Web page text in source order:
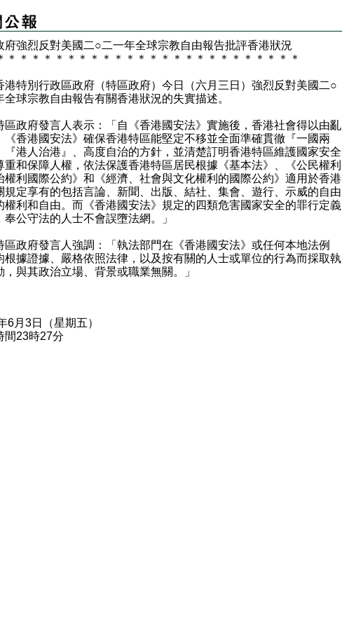
府強烈反對美國二○二一年全球宗教自由報告批評香港狀況
＊ ＊ ＊ ＊ ＊ ＊ ＊ ＊ ＊ ＊ ＊ ＊ ＊ ＊ ＊ ＊ ＊ ＊ ＊ ＊ ＊ ＊ ＊ ＊ ＊
別行政區政府（特區政府）今日（六月三日）強烈反對美國二○
全球宗教自由報告有關香港狀況的失實描述。
府發言人表示：「自《香港國安法》實施後，香港社會得以由亂
《香港國安法》確保香港特區能堅定不移並全面準確貫徹『一國兩
『港人治港』、高度自治的方針，並清楚訂明香港特區維護國家安全
重和保障人權，依法保護香港特區居民根據《基本法》、《公民權利
權利國際公約》和《經濟、社會與文化權利的國際公約》適用於香港
規定享有的包括言論、新聞、出版、結社、集會、遊行、示威的自由
權利和自由。而《香港國安法》規定的四類危害國家安全的罪行定義
奉公守法的人士不會誤墮法網。」
府發言人強調：「執法部門在《香港國安法》或任何本地法例
根據證據、嚴格依照法律，以及按有關的人士或單位的行為而採取執
，與其政治立場、背景或職業無關。」
6月3日（星期五）
間23時27分